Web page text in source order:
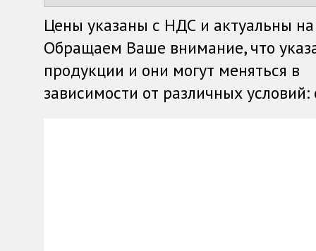
Цены указаны с НДС и актуальны
Обращаем Ваше внимание, что
продукции и они могут меняться в
зависимости от различных